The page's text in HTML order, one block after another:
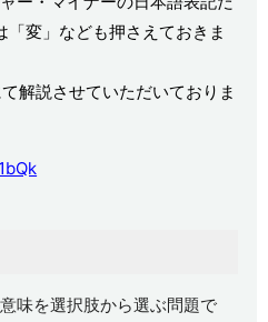
変」なども押さえておきま
解説させていただいておりま
味を選択肢から選ぶ問題で